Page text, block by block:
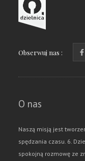
Obserwuj nas :
O nas
Naszą misją jest
spędzania czasu. 6.
spokojną rozmowę ze